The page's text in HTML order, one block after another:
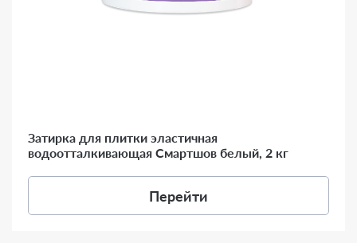
Затирка для плитки эластичная
водоотталкивающая Смартшов белый, 2 кг
Перейти